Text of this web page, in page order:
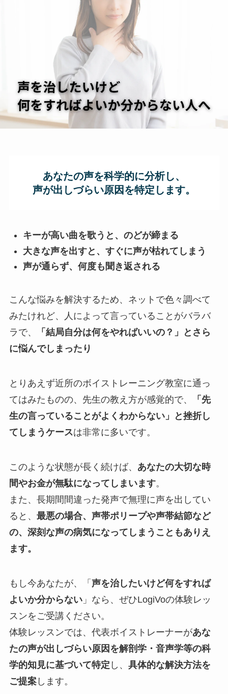
あなたの声を科学的に分析し、
声が出しづらい原因を特定します。
キーが高い曲を歌うと、のどが締まる
大きな声を出すと、すぐに声が枯れてしまう
声が通らず、何度も聞き返される
こんな悩みを解決するため、ネットで色々調べて
みたけれど、人によって言っていることがバラバ
ラで、
「結局自分は何をやればいいの？」とさら
に悩んでしまったり
とりあえず近所のボイストレーニング教室に通っ
てはみたものの、先生の教え方が感覚的で、
「先
生の言っていることがよくわからない」と挫折し
てしまうケースは非常に多いです。
このような状態が長く続けば、 あなたの大切な時
間やお金が無駄になってしまいます。
また、長期間間違った発声で無理に声を出してい
ると、 最悪の場合、声帯ポリープや声帯結節など
の、深刻な声の病気になってしまうこともありえ
ます。
もし今あなたが、「 声を治したいけど何をすれば
よいか分からない」なら、ぜひLogiVoの体験レッ
スンをご受講ください。
体験レッスンでは、代表ボイストレーナーがあな
たの声が出しづらい原因を解剖学・音声学等の科
学的知見に基づいて特定 し、 具体的な解決方法を
ご提案します。